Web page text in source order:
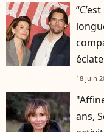
18 juin
ans,